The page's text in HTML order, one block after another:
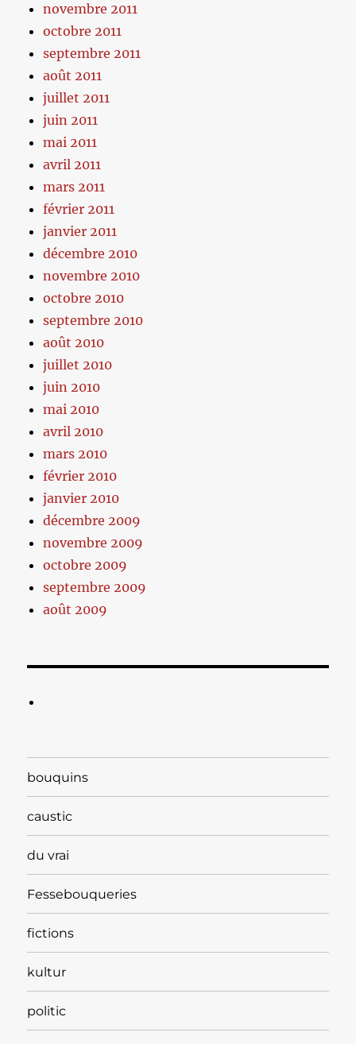
novembre 2011
octobre 2011
septembre 2011
août 2011
juillet 2011
juin 2011
mai 2011
avril 2011
mars 2011
février 2011
janvier 2011
décembre 2010
novembre 2010
octobre 2010
septembre 2010
août 2010
juillet 2010
juin 2010
mai 2010
avril 2010
mars 2010
février 2010
janvier 2010
décembre 2009
novembre 2009
octobre 2009
septembre 2009
août 2009
bouquins
caustic
du vrai
Fessebouqueries
fictions
kultur
politic